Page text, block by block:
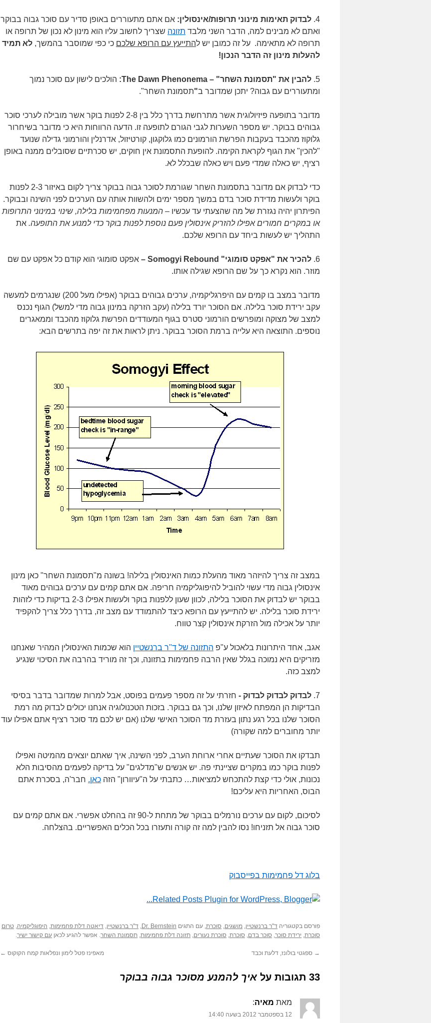
4. לבדוק תאימות מינוני תרופות/אינסולין: אם אתם מתעוררים באופן סדיר עם סוכר גבוה בבוקר
ואתם לא מבינים למה, הדבר השני מלבד תזונה שצריך לחשוב עליו הוא מינון לא נכון של תרופה או
תרופה לא מתאימה. על זה כמובן יש להתייעץ עם הרופא שלכם כי כפי שמוסבר בהמשך, לא תמיד
להעלות מינון זה הדבר הנכון!
5. להבין את "תסמונת השחר" – The Dawn Phenonema:
הולכים לישון עם סוכר נמוך
ומתעוררים עם גבוה? יתכן שמדובר ב"תסמונת השחר".
מדובר בתופעה פיזיולוגית אשר מתרחשת בדרך כלל בין 2-8 לפנות בוקר אשר מובילה לערכי סוכר
גבוהים בבוקר. יש מספר השערות לגבי הגורם לתופעה זו. הדעה הרווחות היא כי מדובר בשיחרור
גלוקוז מהכבד בעקבות הפרשת הורמונים כמו גלוקגון, קורטיזול, אדרנלין והורמוני גדילה שנועד
"להכין" את הגוף לקראת הקימה. להופעת התסמונת אין חוקים, יש סכרתיים שסובלים ממנה באופן
רציף, יש כאלה שמדי פעם ויש כאלה שבכלל לא.
כדי לבדוק אם מדובר בתסמונת השחר שגורמת לסוכר גבוה בבוקר צריך לקום באיזור 2-3 לפנות
בוקר ולעשות מדידת סוכר בדם במשך מספר ימים ולהשוות אותה עם הערכים לפני השינה ובבוקר.
הפיתרון יהיה נגזרת של מה שהצעתי עד עכשיו – המנעות מפחמימות בלילה, שינוי במינוני התרופות
או במקרים חמורים אפילו להזריק אינסולין פעם נוספת לפנות בוקר כדי למנוע את התופעה. את
התהליך יש לעשות ביחד עם הרופא שלכם.
6. להכיר את "אפקט סומוגי" Somogyi Rebound –
אפקט סומוגי הוא קודם כל אפקט עם שם
מוזר. הוא נקרא כך על שם הרופא שגילה אותו.
מדובר במצב בו קמים עם היפרגליקמיה, ערכים גבוהים בבוקר (אפילו מעל 200) שנגרמים למעשה
עקב ירידת סוכר בלילה. אם הסוכר יורד בלילה (עקב הזרקה במינון גבוה מדי למשל) הגוף נכנס
למצב של מצוקה ומופרשים הורמוני סטרס בגוף המעודדים הפרשת גלוקוז מהכבד וממאגרים
נוספים. התוצאה היא עלייה ברמת הסוכר בבוקר. ניתן לראות את זה יפה בתרשים הבא:
במצב זה צריך להיזהר מאוד מהעלת כמות האינסולין בלילה! בשונה מ"תסמונת השחר" כאן מינון
אינסולין גבוה מדי עשוי להוביל להיפוגליקמיה חריפה. אם אתם קמים עם ערכים גבוהים מאוד
בבוקר יש לבדוק את הסוכר בלילה, לכוון שעון ללפנות בוקר ולעשות אפילו 2-3 בדיקות כדי לזהות
ירידת סוכר בלילה. יש להתייעץ עם הרופא כיצד להתמודד עם מצב זה, בדרך כלל צריך להקפיד
יותר על אכילה מול הזרקת אינסולין קצר טווח.
אגב, אחד היתרונות בלאכול ע"פ התזונה של ד"ר ברנשטיין הוא שכמות האינסולין המהיר שאנחנו
מזריקים היא נמוכה בגלל שאין הרבה פחמימות בתזונה, וכך זה מוריד בהרבה את הסיכוי שנגיע
למצב כזה.
7. לבדוק לבדוק לבדוק - חזרתי על זה מספר פעמים בפוסט, אבל למרות שמדובר בדבר בסיסי
הבדיקות הן המפתח לאיזון שלנו, וכך גם בבוקר. בזכות הטכנולוגיה אנחנו יכולים לבדוק מה רמת
הסוכר שלנו בכל רגע נתון בעזרת מד הסוכר האישי שלנו (אם יש לכם מד סוכר רציף אתם אפילו עוד
יותר מחוברים למה שקורה)
תבדקו את הסוכר שעתיים אחרי ארוחת הערב, לפני השינה, איך שאתם יוצאים מהמיטה ואפילו
לפנות בוקר כמו במקרים שציינתי פה. יש אנשים ש"מדלגים" על בדיקה לפעמים מהסיבות הלא
נכונות, אולי כדי קצת להתכחש למציאות… כתבתי על ה"עיוורון" הזה כאן. חבר'ה, בסכרת אתם
הבוס, האחריות היא עליכם!
לסיכום, לקום עם ערכים נורמלים בבוקר של מתחת ל-90 זה בהחלט אפשרי. אם אתם קמים עם
סוכר גבוה אל תזניחו! נסו להבין למה זה קורה ותעזרו בכל הכלים האפשריים. בהצלחה.
בלוג דל פחמימות בפייסבוק
פורסם בקטגוריה ד"ר ברנשטיין, מושגים, סוכרת, עם התגים Dr. Bernstein
, ד"ר ברנשטיין, דיאטה דלת פחמימות, היפוגליקמיה, טרום
סוכרת, ירידת סוכר, סוכר בדם, סוכרת, סוכרת נעורים, תזונה דלת פחמימות, תסמונת השחר. אפשר להגיע לכאן עם קישור ישיר.
→ ספגטי בולונז, דלעת וכבד מאפינז פטל לימון ונפלאות קמח הקוקוס ←
33 תגובות על איך להמנע מסוכר גבוה בבוקר
מאת מאיה‏:
12 בספטמבר 2012 בשעה 14:40